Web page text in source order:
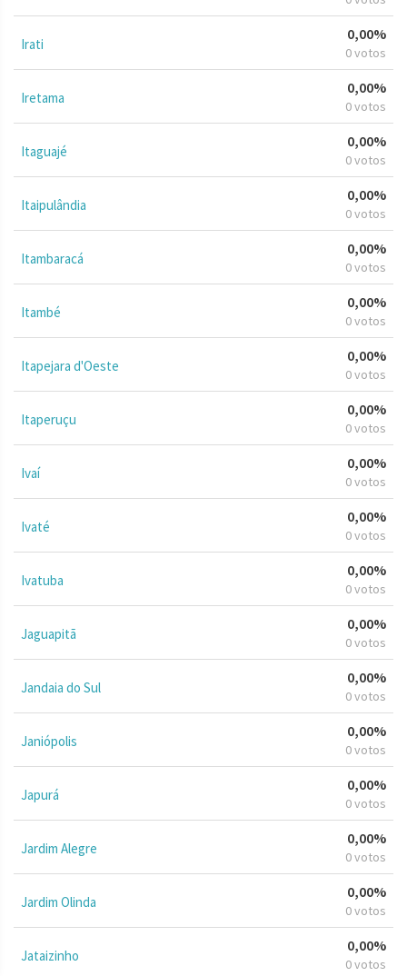
Irati
0,00%
0 votos
Iretama
0,00%
0 votos
Itaguajé
0,00%
0 votos
Itaipulândia
0,00%
0 votos
Itambaracá
0,00%
0 votos
Itambé
0,00%
0 votos
Itapejara d'Oeste
0,00%
0 votos
Itaperuçu
0,00%
0 votos
Ivaí
0,00%
0 votos
Ivaté
0,00%
0 votos
Ivatuba
0,00%
0 votos
Jaguapitã
0,00%
0 votos
Jandaia do Sul
0,00%
0 votos
Janiópolis
0,00%
0 votos
Japurá
0,00%
0 votos
Jardim Alegre
0,00%
0 votos
Jardim Olinda
0,00%
0 votos
Jataizinho
0,00%
0 votos